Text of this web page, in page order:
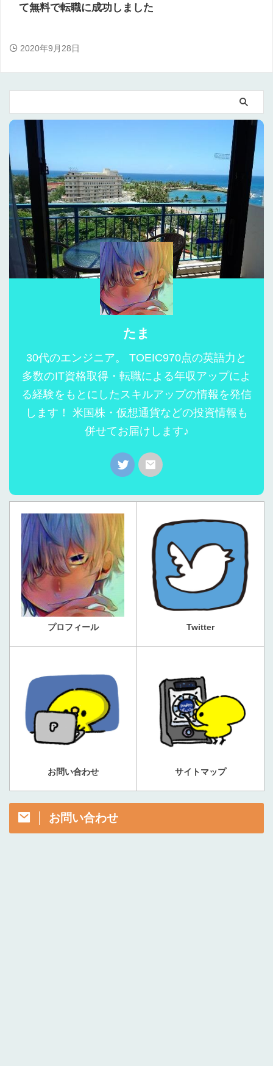
て無料で転職に成功しました
2020年9月28日
たま
30代のエンジニア。 TOEIC970点の英語力と
多数のIT資格取得・転職による年収アップによ
る経験をもとにしたスキルアップの情報を発信
します！ 米国株・仮想通貨などの投資情報も
併せてお届けします♪
プロフィール Twitter
お問い合わせ サイトマップ
お問い合わせ